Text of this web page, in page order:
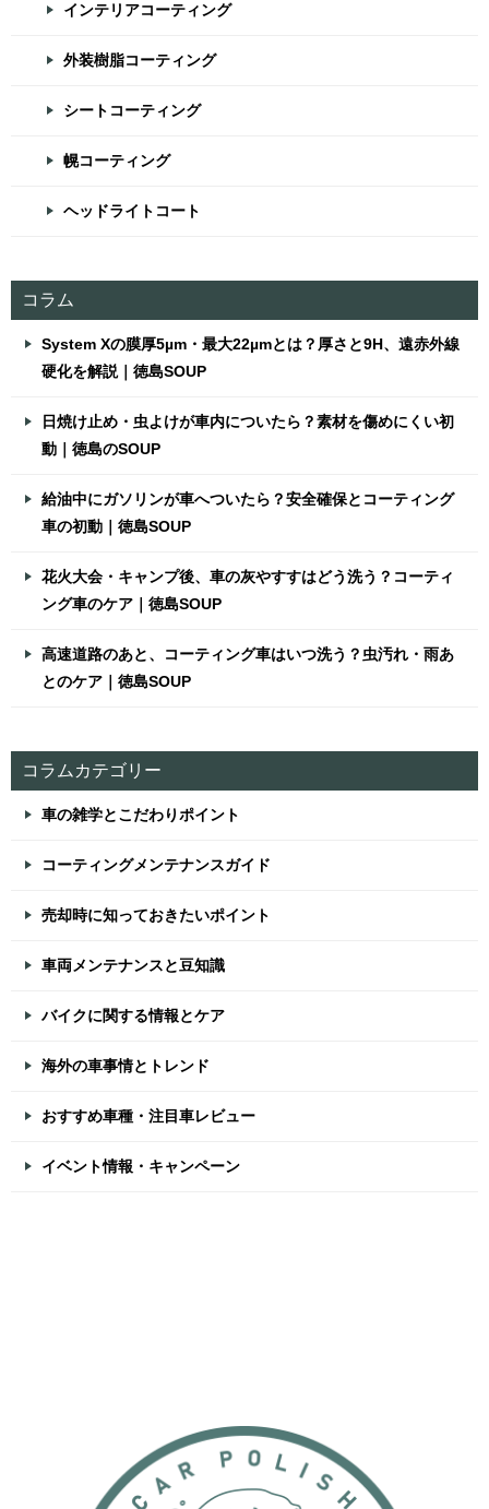
インテリアコーティング
外装樹脂コーティング
シートコーティング
幌コーティング
ヘッドライトコート
コラム
System Xの膜厚5µm・最大22µmとは？厚さと9H、遠赤外線
硬化を解説｜徳島SOUP
日焼け止め・虫よけが車内についたら？素材を傷めにくい初
動｜徳島のSOUP
給油中にガソリンが車へついたら？安全確保とコーティング
車の初動｜徳島SOUP
花火大会・キャンプ後、車の灰やすすはどう洗う？コーティ
ング車のケア｜徳島SOUP
高速道路のあと、コーティング車はいつ洗う？虫汚れ・雨あ
とのケア｜徳島SOUP
コラムカテゴリー
車の雑学とこだわりポイント
コーティングメンテナンスガイド
売却時に知っておきたいポイント
車両メンテナンスと豆知識
バイクに関する情報とケア
海外の車事情とトレンド
おすすめ車種・注目車レビュー
イベント情報・キャンペーン